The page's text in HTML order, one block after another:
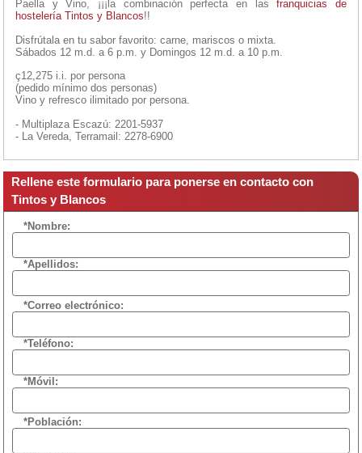
Paella y Vino, ¡¡¡la combinación perfecta en lasfranquicias de
hostelería Tintos y Blancos!!
Disfrútala en tu sabor favorito: carne, mariscos o mixta.
Sábados 12 m.d. a 6 p.m. y Domingos 12 m.d. a 10 p.m.
ç12,275 i.i. por persona
(pedido mínimo dos personas)
Vino y refresco ilimitado por persona.
- Multiplaza Escazú: 2201-5937
- La Vereda, Terramail: 2278-6900
Rellene este formulario para ponerse en contacto con
Tintos y Blancos
*Nombre:
*Apellidos:
*Correo electrónico:
*Teléfono:
*Móvil:
*Población: